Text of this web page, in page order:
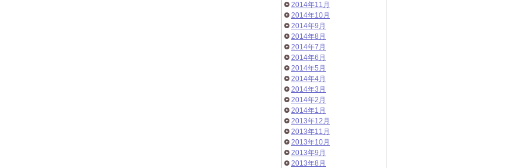
2014年11月
2014年10月
2014年9月
2014年8月
2014年7月
2014年6月
2014年5月
2014年4月
2014年3月
2014年2月
2014年1月
2013年12月
2013年11月
2013年10月
2013年9月
2013年8月